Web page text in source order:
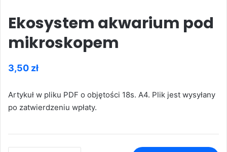
Ekosystem akwarium pod
mikroskopem
3,50 zł
Artykuł w pliku PDF o objętości 18s. A4. Plik jest wysyłany
po zatwierdzeniu wpłaty.